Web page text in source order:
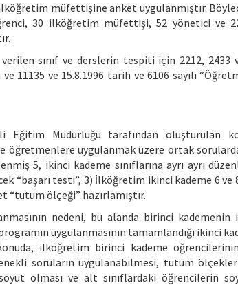
müfettişine anket uygulanmıştır.
30 ilköğretim müfettişi, 52 yönetici ve
sınıf ve derslerin tespiti için 2212, 2433
11135 ve 15.8.1996 tarih ve 6106 sayılı
Müdürlüğü tarafından oluşturulan
öğretmenlere uygulanmak üzere ortak
5, ikinci kademe sınıflarına ayrı ayrı
testi”, 3) İlköğretim ikinci kademe 6 ve
“tutum ölçeği” hazırlamıştır.
nedeni, bu alanda birinci kademenin
uygulanmasının tamamlandığı ikinci
ilköğretim birinci kademe
soruların uygulanabilmesi, tutum
olması ve alt sınıflardaki öğrencilerin